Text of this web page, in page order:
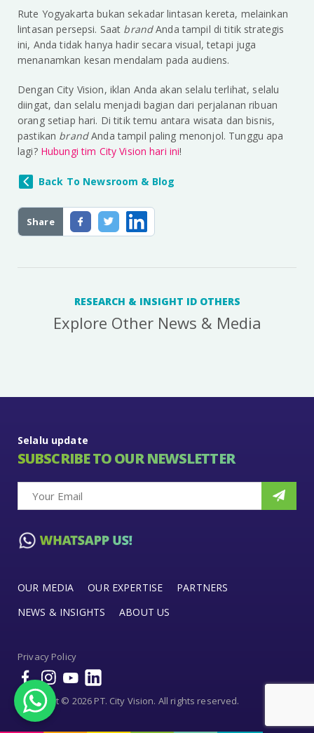
Share
Rute Yogyakarta bukan sekadar lintasan kereta, melainkan
lintasan persepsi. Saat brandAnda tampil di titik strategis
ini, Anda tidak hanya hadir secara visual, tetapi juga
menanamkan kesan mendalam pada audiens.
Dengan City Vision, iklan Anda akan selalu terlihat, selalu
diingat, dan selalu menjadi bagian dari perjalanan ribuan
orang setiap hari. Di titik temu antara wisata dan bisnis,
pastikan brandAnda tampil paling menonjol. Tunggu apa
lagi? Hubungi tim City Vision hari ini!
Back To Newsroom & Blog
RESEARCH & INSIGHT ID OTHERS
Explore Other News & Media
Selalu update
SUBSCRIBE TO OUR NEWSLETTER
OUR MEDIA OUR EXPERTISE
PARTNERS
NEWS & INSIGHTS
ABOUT US
Privacy Policy
Copyright © 2026 PT. City Vision. All rights reserved.